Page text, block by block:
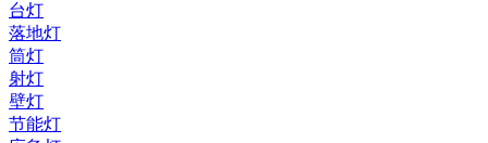
台灯
落地灯
筒灯
射灯
壁灯
节能灯